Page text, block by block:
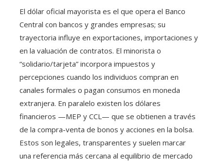
El dólar oficial mayorista es el que opera el Banco
Central con bancos y grandes empresas; su
trayectoria influye en exportaciones, importaciones y
en la valuación de contratos. El minorista o
“solidario/tarjeta” incorpora impuestos y
percepciones cuando los individuos compran en
canales formales o pagan consumos en moneda
extranjera. En paralelo existen los dólares
financieros —MEP y CCL— que se obtienen a través
de la compra-venta de bonos y acciones en la bolsa.
Estos son legales, transparentes y suelen marcar
una referencia más cercana al equilibrio de mercado